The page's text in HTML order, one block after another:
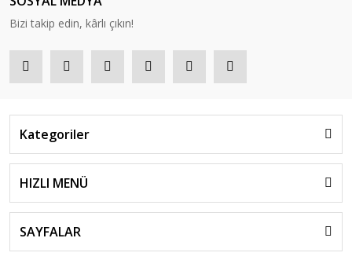
Bizi takip edin, kârlı çıkın!
Kategoriler
HIZLI MENÜ
SAYFALAR